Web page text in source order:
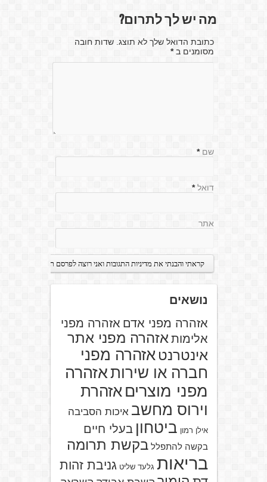
מה יש לך לתרום?
כתובת הדואל שלך לא תוצג. שדות חובה
מסומנים ב*
שם *
דואל *
אתר
נושאים
אזהרה מפני אדם אזהרה מפני
אלימות אזהרה מפני אתר
אינטרנט אזהרה מפני
חברה או שירותאזהרה
מפני מוצרים אזהרת
וירוס מחשב איכות הסביבה
אילן רמון ביטחון בעלי חיים
בקשה להתפלל בקשת תרומה
בריאות גלעד שליט גניבת זהות